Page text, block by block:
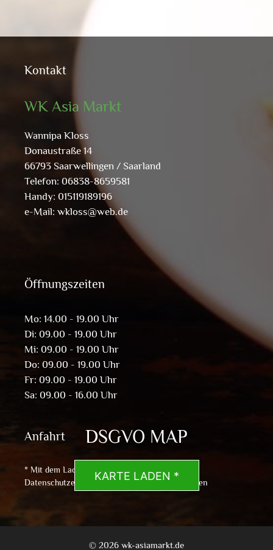
Kontakt
WK Asia Markt
Wannipa Kloss
Donaustraße 14
66793 Saarwellingen / Saarland
Telefon: 06838-8659581
Handy: 015119189196
e-Mail: wkloss@web.de
Öffnungszeiten
Mo: 14.00 - 19.00 Uhr
Di: 09.00 - 19.00 Uhr
Mi: 09.00 - 19.00 Uhr
Do: 09.00 - 19.00 Uhr
Fr: 09.00 - 19.00 Uhr
Sa: 09.00 - 16.00 Uhr
Anfahrt DSGVO MAP
KARTE LADEN *
* Mit dem Laden der Karte akzeptierst du die
Datenschutzerklärung von Google.Mehr erfahren
© 2026 wk-asiamarkt.de